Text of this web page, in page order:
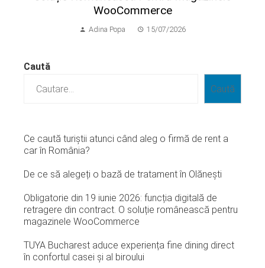
WooCommerce
Adina Popa 15/07/2026
Caută
Caută
Ce caută turiștii atunci când aleg o firmă de rent a
car în România?
De ce să alegeți o bază de tratament în Olănești
Obligatorie din 19 iunie 2026: funcția digitală de
retragere din contract. O soluție românească pentru
magazinele WooCommerce
TUYA Bucharest aduce experiența fine dining direct
în confortul casei și al biroului